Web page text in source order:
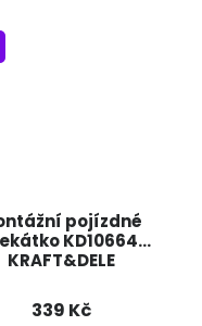
pojízdné
KD10664
KRAFT&DELE
339 Kč